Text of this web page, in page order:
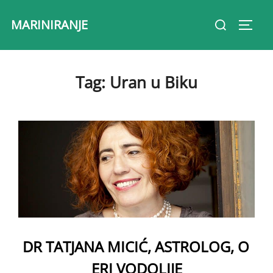
MARINIRANJE
Search
Tag: Uran u Biku
DR TATJANA MICIĆ, ASTROLOG, O
ERI VODOLIJE